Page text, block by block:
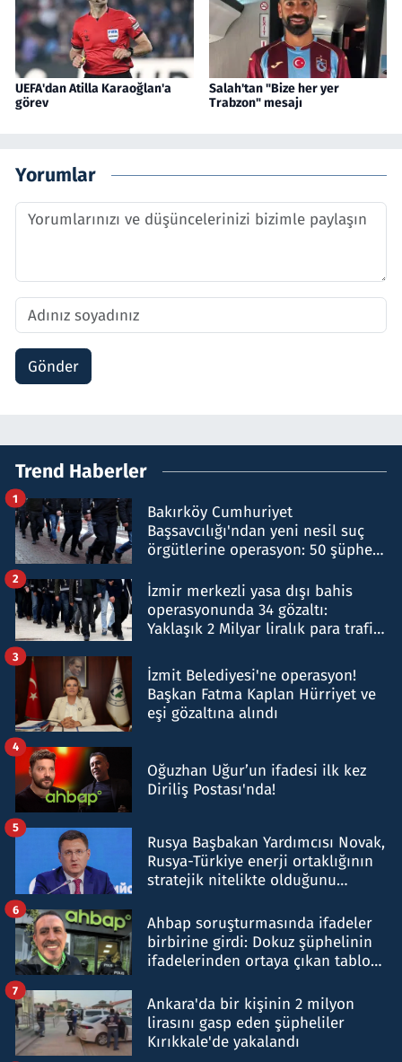
UEFA'dan Atilla Karaoğlan'a
görev
Salah'tan "Bize her yer
Trabzon" mesajı
Yorumlar
Gönder
Trend Haberler
Bakırköy Cumhuriyet
Başsavcılığı'ndan yeni nesil suç
örgütlerine operasyon: 50 şüpheli
1
İzmir merkezli yasa dışı bahis
operasyonunda 34 gözaltı:
Yaklaşık 2 Milyar liralık para trafiği
2
İzmit Belediyesi'ne operasyon!
Başkan Fatma Kaplan Hürriyet ve
eşi gözaltına alındı
3
Oğuzhan Uğur’un ifadesi ilk kez
Diriliş Postası'nda!
4
Rusya Başbakan Yardımcısı Novak,
Rusya-Türkiye enerji ortaklığının
stratejik nitelikte olduğunu
5
Ahbap soruşturmasında ifadeler
birbirine girdi: Dokuz şüphelinin
ifadelerinden ortaya çıkan tablo
6
Ankara'da bir kişinin 2 milyon
lirasını gasp eden şüpheliler
Kırıkkale'de yakalandı
7